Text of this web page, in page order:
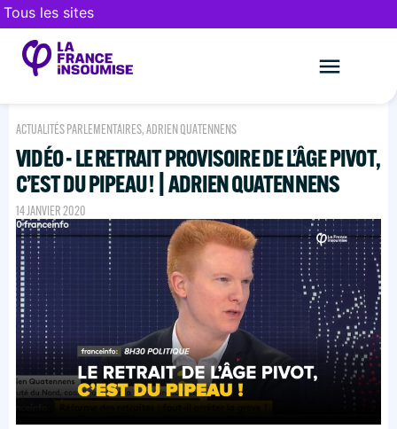
Tous les sites
ACTUALITÉS PARLEMENTAIRES,ADRIEN QUATENNENS
VIDÉO - LE RETRAIT PROVISOIRE DE L’ÂGE PIVOT,
C’EST DU PIPEAU ! | ADRIEN QUATENNENS
14 JANVIER 2020